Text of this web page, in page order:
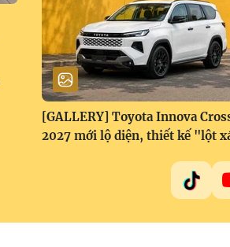
[GALLERY] Toyota Innova
2027 mới lộ diện, thiết kế "lột